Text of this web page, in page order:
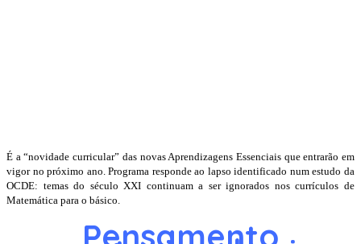
É a “novidade curricular” das novas Aprendizagens Essenciais que entrarão em
vigor no próximo ano. Programa responde ao lapso identificado num estudo da
OCDE: temas do século XXI continuam a ser ignorados nos currículos de
Matemática para o básico.